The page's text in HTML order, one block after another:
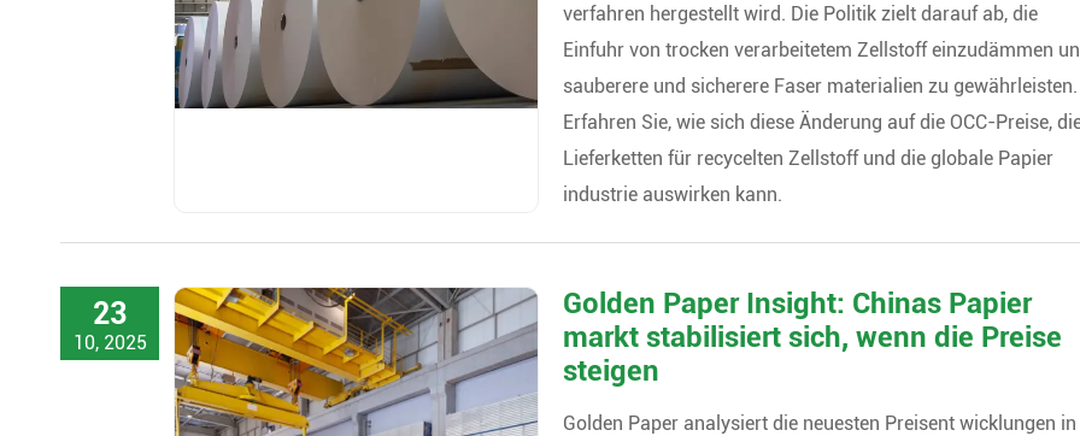
verfahren hergestellt wird. Die Politik zielt darauf ab, die
Einfuhr von trocken verarbeitetem Zellstoff einzudämmen
sauberere und sicherere Faser materialien zu gewährleisten.
Erfahren Sie, wie sich diese Änderung auf die OCC-Preise,
Lieferketten für recycelten Zellstoff und die globale Papier
industrie auswirken kann.
23
10, 2025
Golden Paper Insight: Chinas Papier
markt stabilisiert sich, wenn die Preise
steigen
Golden Paper analysiert die neuesten Preisent wicklungen in